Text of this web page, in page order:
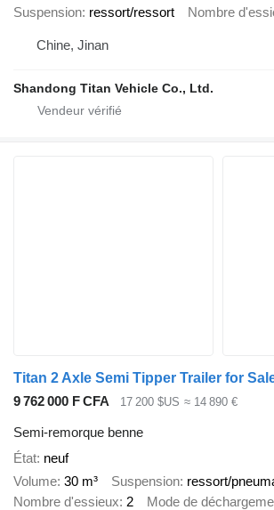
Suspension ressort/ressort Nombre
Chine, Jinan
Shandong Titan Vehicle Co., Ltd.
Titan 2 Axle Semi Tipper Trailer for
9 762 000 F CFA
17 200 $US ≈ 14 890 €
Semi-remorque benne
État neuf
Volume 30 m³ Suspension ressort/
Nombre d'essieux 2 Mode de